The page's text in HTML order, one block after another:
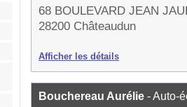
68 BOULEVARD JEAN
28200 Châteaudun
Afficher les détails
Bouchereau Aurélie - Auto-